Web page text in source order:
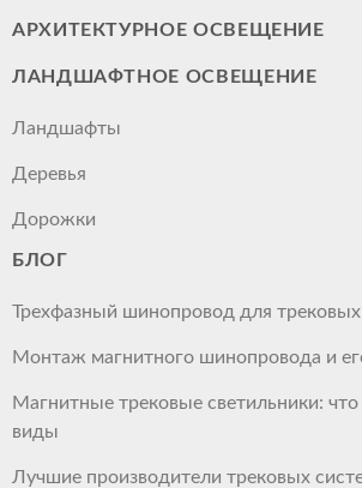
АРХИТЕКТУРНОЕ ОСВЕЩЕНИЕ
ЛАНДШАФТНОЕ ОСВЕЩЕНИЕ
Ландшафты
Деревья
Дорожки
БЛОГ
Трехфазный шинопровод для трековых
Монтаж магнитного шинопровода и
Магнитные трековые светильники:
виды
Лучшие производители трековых